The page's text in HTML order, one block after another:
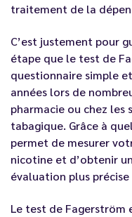
traitement de la
C’est justement pour
étape que le test de
questionnaire simple
années lors de
pharmacie ou chez les
tabagique. Grâce à
permet de mesurer
nicotine et d’obtenir
évaluation plus
Le test de Fagerström